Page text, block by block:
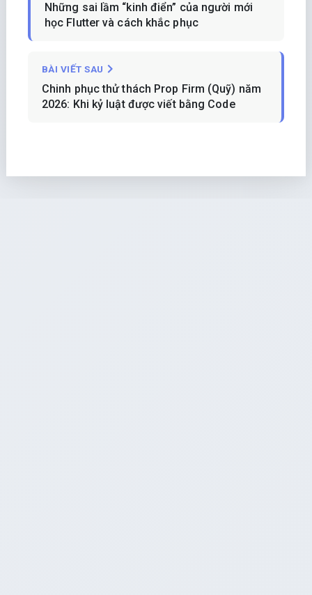
Những sai lầm “kinh điển” của người mới
học Flutter và cách khắc phục
BÀI VIẾT SAU
Chinh phục thử thách Prop Firm (Quỹ) năm
2026: Khi kỷ luật được viết bằng Code